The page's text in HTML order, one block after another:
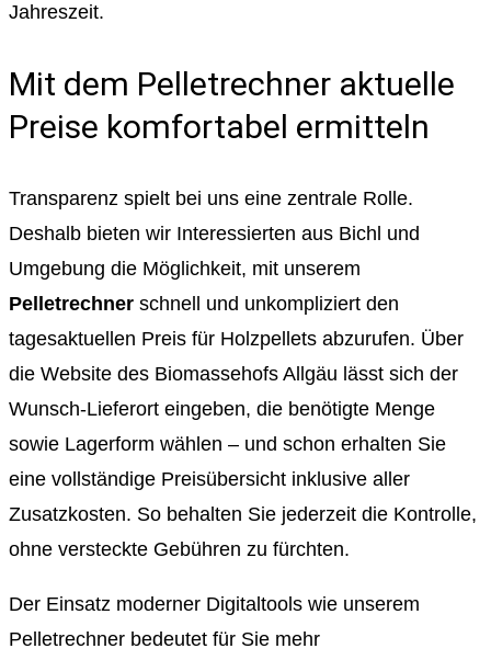
Jahreszeit.
Mit dem Pelletrechner aktuelle
Preise komfortabel ermitteln
Transparenz spielt bei uns eine zentrale Rolle.
Deshalb bieten wir Interessierten aus Bichl und
Umgebung die Möglichkeit, mit unserem
Pelletrechner schnell und unkompliziert den
tagesaktuellen Preis für Holzpellets abzurufen. Über
die Website des Biomassehofs Allgäu lässt sich der
Wunsch-Lieferort eingeben, die benötigte Menge
sowie Lagerform wählen – und schon erhalten Sie
eine vollständige Preisübersicht inklusive aller
Zusatzkosten. So behalten Sie jederzeit die Kontrolle,
ohne versteckte Gebühren zu fürchten.
Der Einsatz moderner Digitaltools wie unserem
Pelletrechner bedeutet für Sie mehr